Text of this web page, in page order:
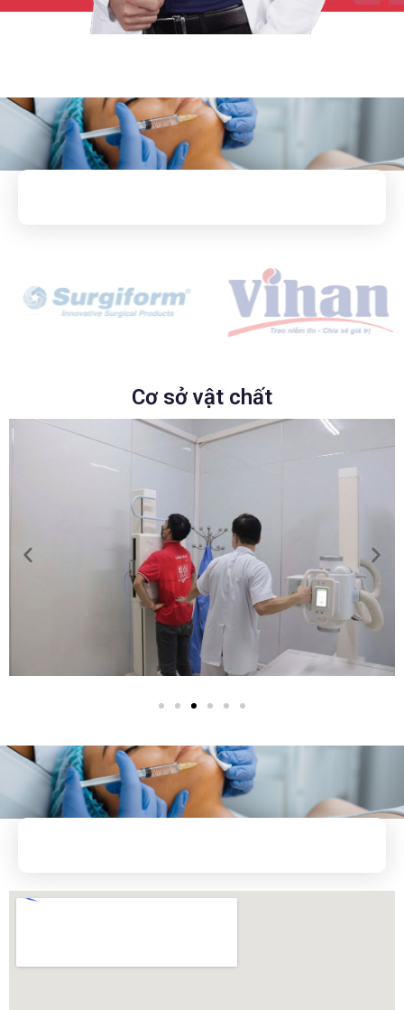
Cơ sở vật chất